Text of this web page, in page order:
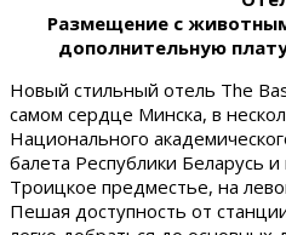
Размещение с
дополнительную
Новый стильный отель The
самом сердце Минска, в
Национального
балета Республики Беларусь
Троицкое предместье, на
Пешая доступность от